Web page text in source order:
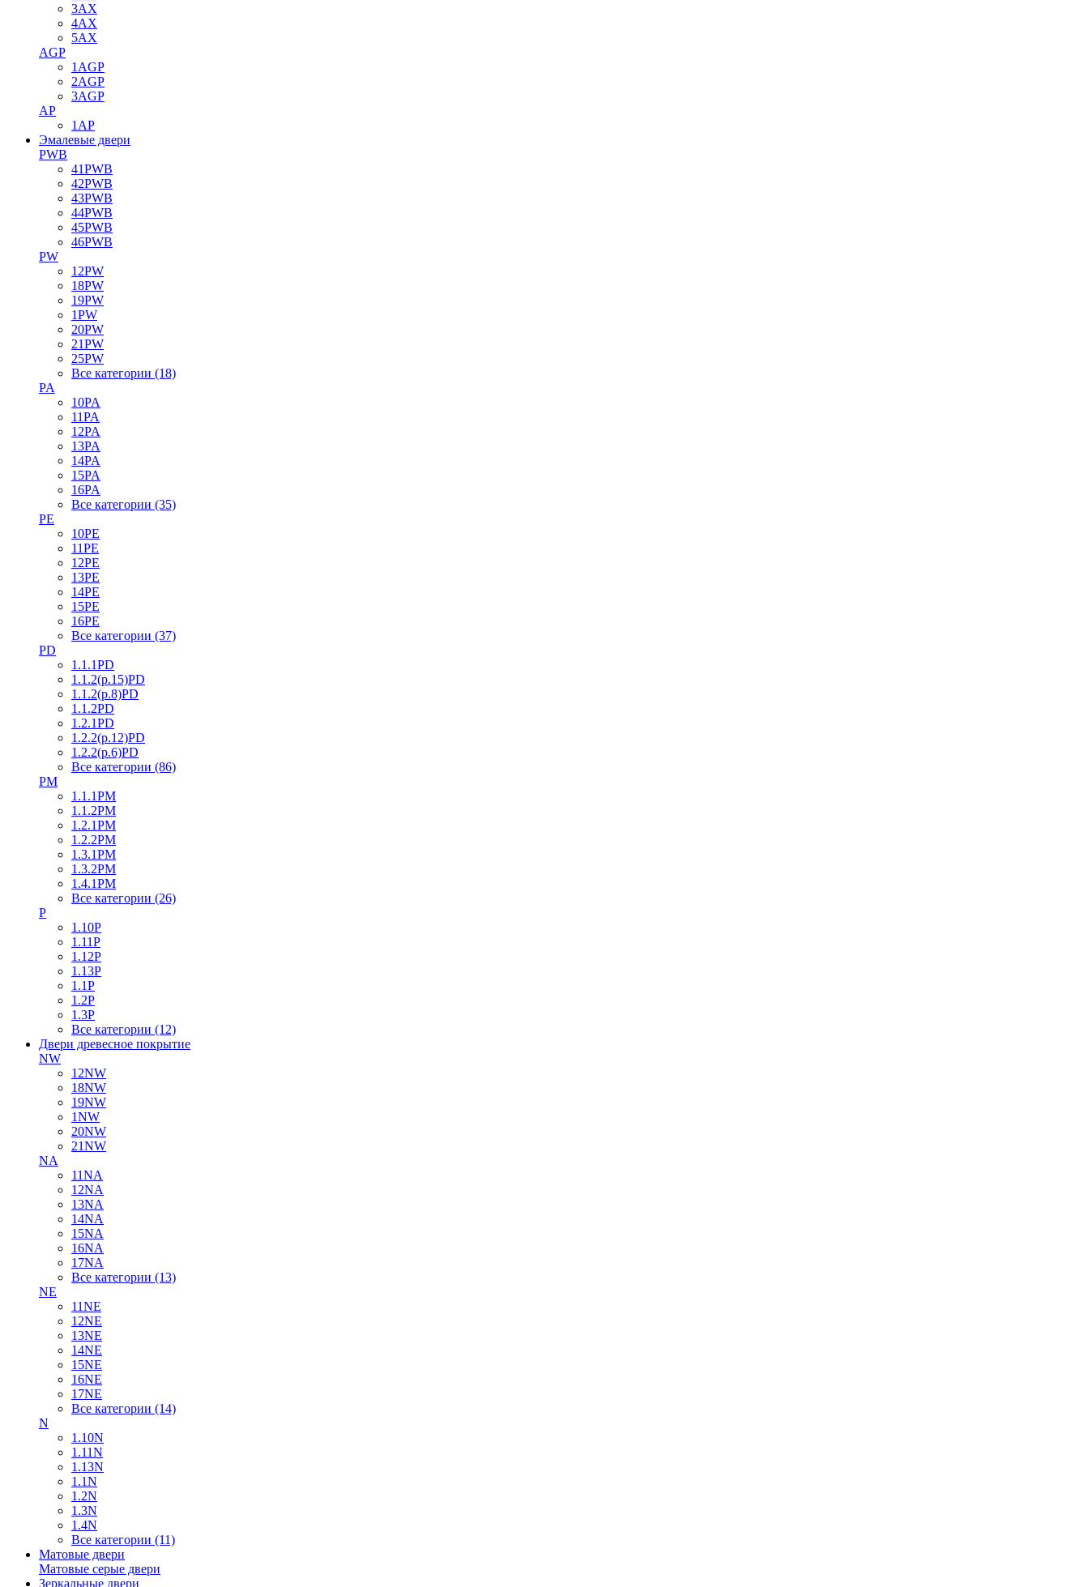
3AX
4AX
5AX
AGP
1AGP
2AGP
3AGP
AP
1AP
Эмалевые двери
PWB
41PWB
42PWB
43PWB
44PWB
45PWB
46PWB
PW
12PW
18PW
19PW
1PW
20PW
21PW
25PW
Все категории (18)
PA
10PA
11PA
12PA
13PA
14PA
15PA
16PA
Все категории (35)
PE
10PE
11PE
12PE
13PE
14PE
15PE
16PE
Все категории (37)
PD
1.1.1PD
1.1.2(р.15)PD
1.1.2(р.8)PD
1.1.2PD
1.2.1PD
1.2.2(р.12)PD
1.2.2(р.6)PD
Все категории (86)
PM
1.1.1PM
1.1.2PM
1.2.1PM
1.2.2PM
1.3.1PM
1.3.2PM
1.4.1PM
Все категории (26)
P
1.10P
1.11P
1.12P
1.13P
1.1P
1.2P
1.3P
Все категории (12)
Двери древесное покрытие
NW
12NW
18NW
19NW
1NW
20NW
21NW
NA
11NA
12NA
13NA
14NA
15NA
16NA
17NA
Все категории (13)
NE
11NE
12NE
13NE
14NE
15NE
16NE
17NE
Все категории (14)
N
1.10N
1.11N
1.13N
1.1N
1.2N
1.3N
1.4N
Все категории (11)
Матовые двери
Матовые серые двери
Зеркальные двери